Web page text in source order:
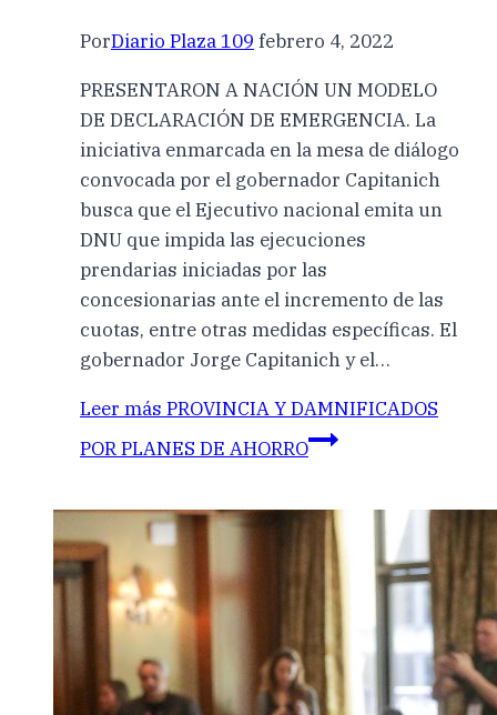
PorDiario Plaza 109 febrero 4, 2022
PRESENTARON A NACIÓN UN MODELO
DE DECLARACIÓN DE EMERGENCIA. La
iniciativa enmarcada en la mesa de diálogo
convocada por el gobernador Capitanich
busca que el Ejecutivo nacional emita un
DNU que impida las ejecuciones
prendarias iniciadas por las
concesionarias ante el incremento de las
cuotas, entre otras medidas específicas. El
gobernador Jorge Capitanich y el…
Leer más PROVINCIA Y DAMNIFICADOS
POR PLANES DE AHORRO